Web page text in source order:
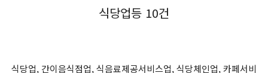
식당업등 10건
식당업, 간이음식점업, 식음료제공서비스업, 식당체인업, 카페서비